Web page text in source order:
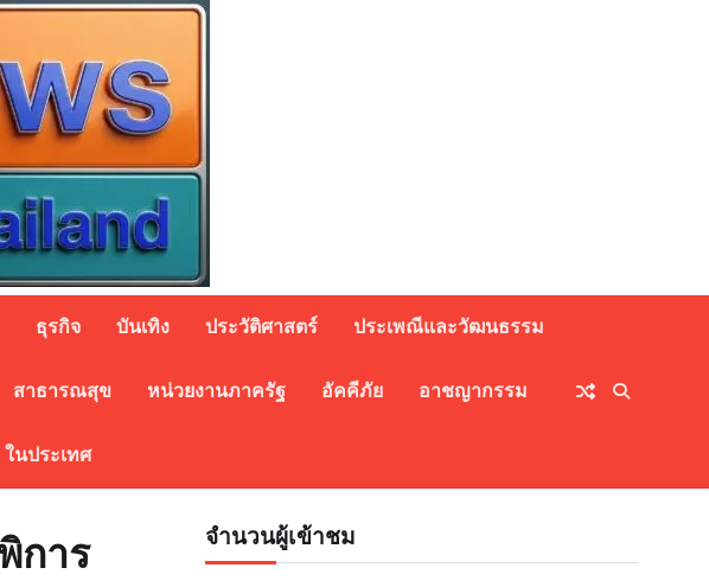
ธุรกิจ บันเทิง ประวัติศาสตร์ ประเพณีและวัฒนธรรม
สาธารณสุข หน่วยงานภาครัฐ อัคคีภัย อาชญากรรม
ในประเทศ
การ
จำนวนผู้เข้าชม